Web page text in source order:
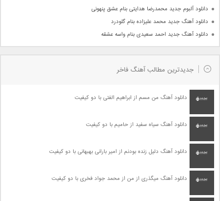
دانلود آلبوم جدید محمدرضا هدایتی بنام عشق پنهونی
دانلود آهنگ جدید محمد علیزاده بنام گلودرد
دانلود آهنگ جدید احمد سعیدی بنام واسه عشقه
جدیدترین مطالب آهنگ فاخر
دانلود آهنگ من مسم از ابراهیم الفتی با دو کیفیت
دانلود آهنگ سیاه سفید از حامیم با دو کیفیت
دانلود آهنگ دلیل زنده بودنم از امیر بارانی بهبهانی با دو کیفیت
دانلود آهنگ میگذری از من از محمد جواد فخری با دو کیفیت